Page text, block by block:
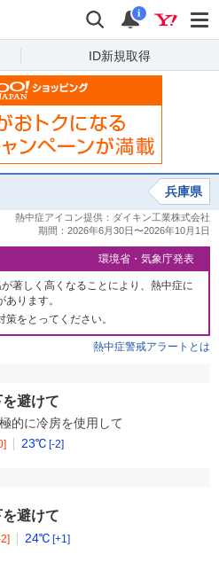
検索 通知
i
ID新規取得
兵庫県
環境省・気象庁発表
著しく高くなることにより、熱中症に
ります。
をとってください。
熱中症警戒アラートとは
避けて
的に冷房を使用して
23℃ [-2]
避けて
24℃ [+1]